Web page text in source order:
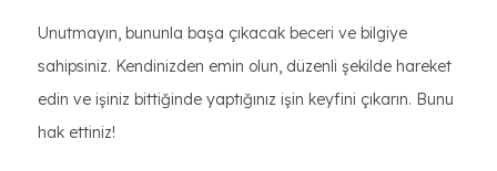
Unutmayın, bununla başa çıkacak beceri ve bilgiye
sahipsiniz. Kendinizden emin olun, düzenli şekilde hareket
edin ve işiniz bittiğinde yaptığınız işin keyfini çıkarın. Bunu
hak ettiniz!